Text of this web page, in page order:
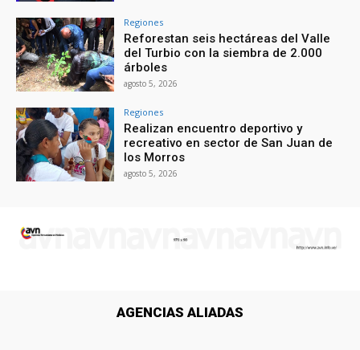
Regiones
Reforestan seis hectáreas del Valle
del Turbio con la siembra de 2.000
árboles
agosto 5, 2026
Regiones
Realizan encuentro deportivo y
recreativo en sector de San Juan de
los Morros
agosto 5, 2026
AGENCIAS ALIADAS